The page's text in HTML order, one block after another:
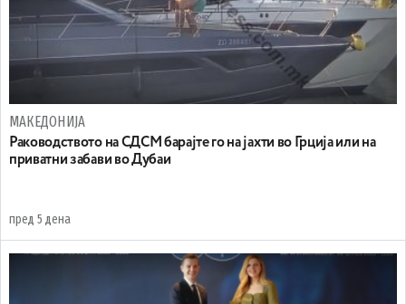
МАКЕДОНИЈА
Раководството на СДСМ барајте го на јахти во Грција или на
приватни забави во Дубаи
пред 5 дена